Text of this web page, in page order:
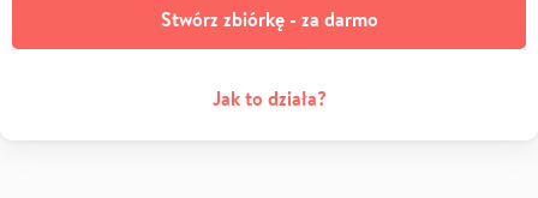
Stwórz zbiórkę - za darmo
Jak to działa?